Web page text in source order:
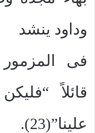
وداود ينشد
فى المزمور
قائلاً
علينا”(23).